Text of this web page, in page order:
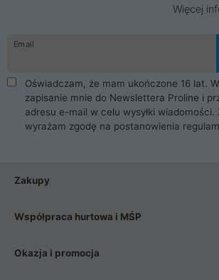
komunikacja ze sklepem komputerowym
danych osobowych. Dlatego zakup
ProLine to czysta przyjemność i pełne
Zaopatrzysz się u nas w akcesoria i części
takie jak procesory, karty graficzne, płyty
dyski SSD, M.2 oraz HDD. Nasi pracownicy
najlepszy zasilacz komputerowy oraz
Poza komputerami mamy również najlepsze
Smartfony takich producentów jak Xiaomi,
wentylatory. Na koniec mając już to
Więcej
Email
Oświadczam, że mam ukończone 16 lat.
zapisanie mnie do Newslettera Proline i
adresu e-mail w celu wysyłki wiadomości.
wyrażam zgodę na postanowienia
Zakupy
Współpraca hurtowa i MŚP
Okazja i promocja